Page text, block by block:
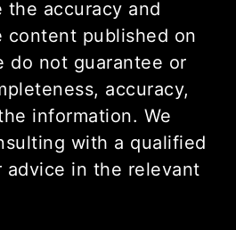
the accuracy and
published on
do not guarantee or
accuracy,
information. We
with a qualified
advice in the relevant